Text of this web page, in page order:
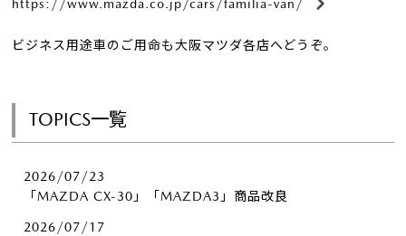
https://www.mazda.co.jp/cars/familia-van/
ビジネス用途車のご用命も大阪マツダ各店へどうぞ。
TOPICS一覧
2026/07/23
「MAZDA CX-30」「MAZDA3」商品改良
2026/07/17